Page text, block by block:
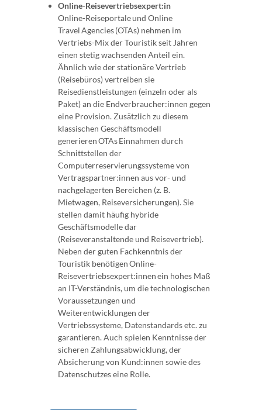
Online-Reisevertriebsexpert:in
Online-Reiseportale und Online
Travel Agencies (OTAs) nehmen im
Vertriebs-Mix der Touristik seit Jahren
einen stetig wachsenden Anteil ein.
Ähnlich wie der stationäre Vertrieb
(Reisebüros) vertreiben sie
Reisedienstleistungen (einzeln oder als
Paket) an die Endverbraucher:innen gegen
eine Provision. Zusätzlich zu diesem
klassischen Geschäftsmodell
generieren OTAs Einnahmen durch
Schnittstellen der
Computerreservierungssysteme von
Vertragspartner:innen aus vor- und
nachgelagerten Bereichen (z. B.
Mietwagen, Reiseversicherungen). Sie
stellen damit häufig hybride
Geschäftsmodelle dar
(Reiseveranstaltende und Reisevertrieb).
Neben der guten Fachkenntnis der
Touristik benötigen Online-
Reisevertriebsexpert:innen ein hohes Maß
an IT-Verständnis, um die technologischen
Voraussetzungen und
Weiterentwicklungen der
Vertriebssysteme, Datenstandards etc. zu
garantieren. Auch spielen Kenntnisse der
sicheren Zahlungsabwicklung, der
Absicherung von Kund:innen sowie des
Datenschutzes eine Rolle.